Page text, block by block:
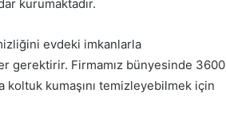
kurumaktadır.
evdeki imkanlarla
gerektirir. Firmamız bünyesinde 3600
koltuk kumaşını temizleyebilmek için